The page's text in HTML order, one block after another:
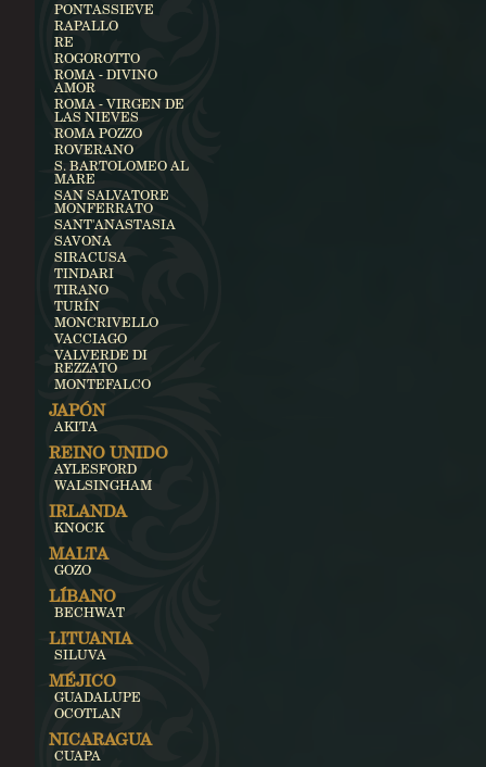
PONTASSIEVE
RAPALLO
RE
ROGOROTTO
ROMA - DIVINO
AMOR
ROMA - VIRGEN DE
LAS NIEVES
ROMA POZZO
ROVERANO
S. BARTOLOMEO AL
MARE
SAN SALVATORE
MONFERRATO
SANT'ANASTASIA
SAVONA
SIRACUSA
TINDARI
TIRANO
TURÍN
MONCRIVELLO
VACCIAGO
VALVERDE DI
REZZATO
MONTEFALCO
JAPÓN
AKITA
REINO UNIDO
AYLESFORD
WALSINGHAM
IRLANDA
KNOCK
MALTA
GOZO
LÍBANO
BECHWAT
LITUANIA
SILUVA
MÉJICO
GUADALUPE
OCOTLAN
NICARAGUA
CUAPA